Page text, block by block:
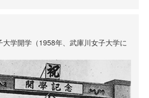
大学開学（1958年、武庫川女子大学に